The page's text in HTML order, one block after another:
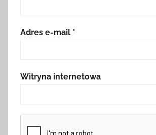
Adres e-mail *
Witryna internetowa